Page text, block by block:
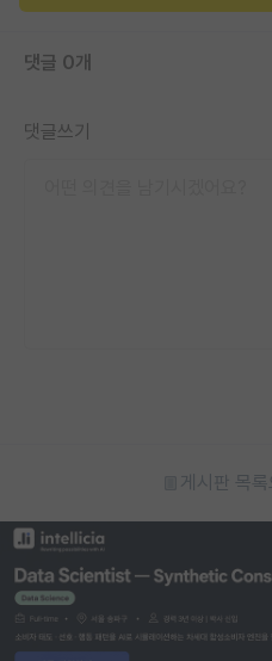
반도체 아카데미
댓글 0개
댓글쓰기
게시판 목록